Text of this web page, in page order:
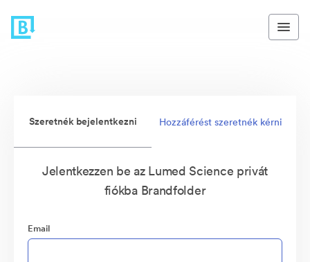
Szeretnék bejelentkezni Hozzáférést szeretnék kérni
Jelentkezzen be az Lumed Science privát
fiókba Brandfolder
Email